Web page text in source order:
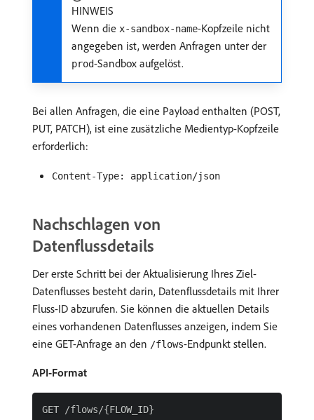
HINWEIS
Wenn die x-sandbox-name-Kopfzeile nicht
angegeben ist, werden Anfragen unter der
prod-Sandbox aufgelöst.
Bei allen Anfragen, die eine Payload enthalten (POST,
PUT, PATCH), ist eine zusätzliche Medientyp-Kopfzeile
erforderlich:
Content-Type: application/json
Nachschlagen von
Datenflussdetails
Der erste Schritt bei der Aktualisierung Ihres Ziel-
Datenflusses besteht darin, Datenflussdetails mit Ihrer
Fluss-ID abzurufen. Sie können die aktuellen Details
eines vorhandenen Datenflusses anzeigen, indem Sie
eine GET-Anfrage an den /flows-Endpunkt stellen.
API-Format